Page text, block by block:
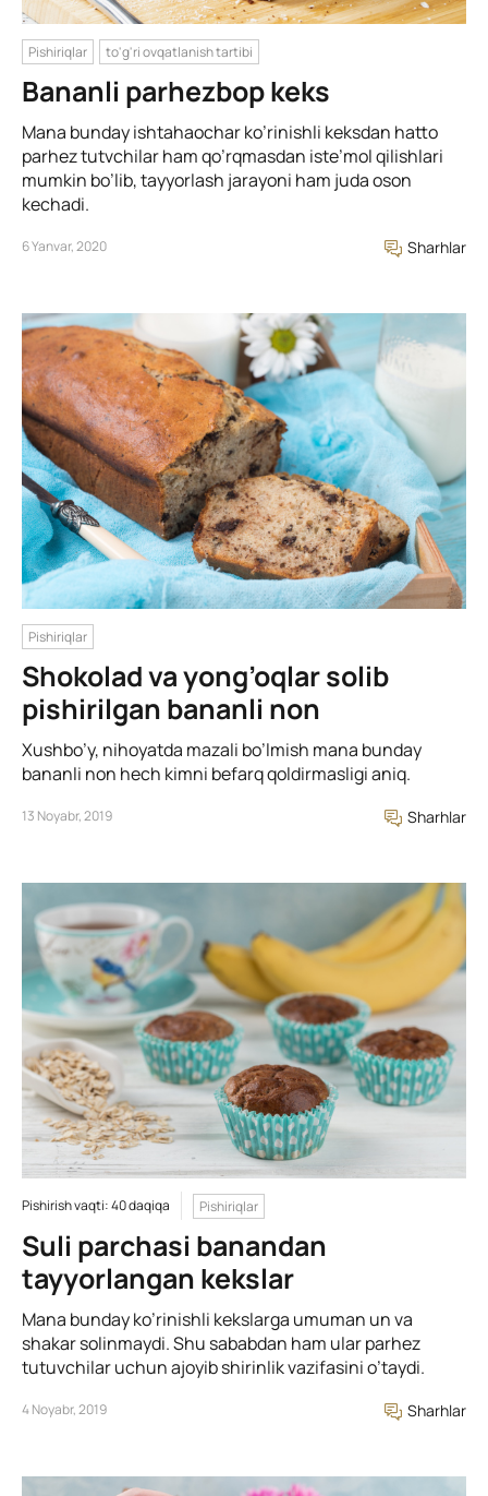
Pishiriqlar to'g'ri ovqatlanish tartibi
Bananli parhezbop keks
Mana bunday ishtahaochar ko’rinishli keksdan hatto
parhez tutvchilar ham qo’rqmasdan iste’mol qilishlari
mumkin bo’lib, tayyorlash jarayoni ham juda oson
kechadi.
6 Yanvar, 2020 Sharhlar
Pishiriqlar
Shokolad va yong’oqlar solib
pishirilgan bananli non
Xushbo’y, nihoyatda mazali bo’lmish mana bunday
bananli non hech kimni befarq qoldirmasligi aniq.
13 Noyabr, 2019 Sharhlar
Pishirish vaqti: 40 daqiqa Pishiriqlar
Suli parchasi banandan
tayyorlangan kekslar
Mana bunday ko’rinishli kekslarga umuman un va
shakar solinmaydi. Shu sababdan ham ular parhez
tutuvchilar uchun ajoyib shirinlik vazifasini o’taydi.
4 Noyabr, 2019 Sharhlar